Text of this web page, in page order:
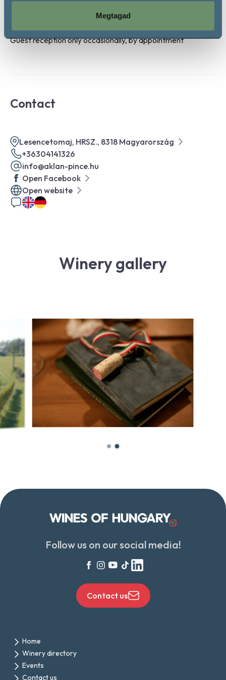
Megtagad
Guest reception only occasionally, by appointment
Contact
Lesencetomaj, HRSZ., 8318 Magyarország
+36304141326
info@aklan-pince.hu
Open Facebook
Open website
Winery gallery
Follow us on our social media!
Contact us
Home
Winery directory
Events
Contact us